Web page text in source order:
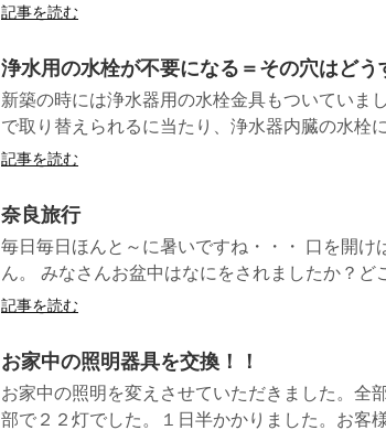
記事を読む
浄水用の水栓が不要になる＝その穴はどう
新築の時には浄水器用の水栓金具もついていま
で取り替えられるに当たり、浄水器内臓の水栓
記事を読む
奈良旅行
毎日毎日ほんと～に暑いですね・・・ 口を開け
ん。 みなさんお盆中はなにをされましたか？ど
記事を読む
お家中の照明器具を交換！！
お家中の照明を変えさせていただきました。全
部で２２灯でした。１日半かかりました。お客